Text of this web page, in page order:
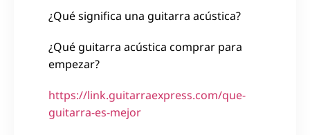
¿Qué significa una guitarra acústica?
¿Qué guitarra acústica comprar para
empezar?
https://link.guitarraexpress.com/que-
guitarra-es-mejor